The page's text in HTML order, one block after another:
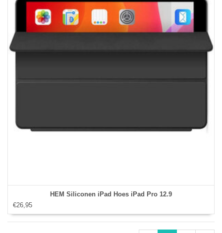
HEM Siliconen iPad Hoes iPad Pro 12.9
€26,95